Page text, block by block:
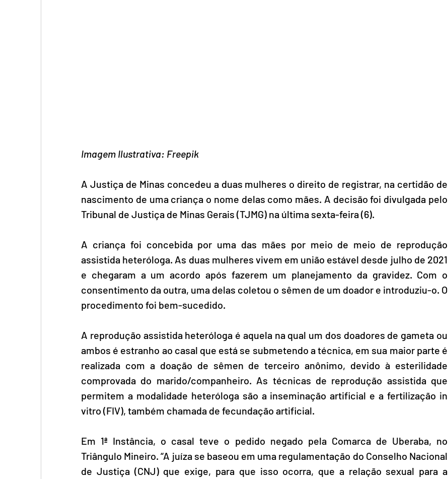
Imagem Ilustrativa: Freepik
A Justiça de Minas concedeu a duas mulheres o direito de registrar, na certidão de
nascimento de uma criança o nome delas como mães. A decisão foi divulgada pelo
Tribunal de Justiça de Minas Gerais (TJMG) na última sexta-feira (6).
A criança foi concebida por uma das mães por meio de meio de reprodução
assistida heteróloga. As duas mulheres vivem em união estável desde julho de 2021
e chegaram a um acordo após fazerem um planejamento da gravidez. Com o
consentimento da outra, uma delas coletou o sêmen de um doador e introduziu-o. O
procedimento foi bem-sucedido.
A reprodução assistida heteróloga é aquela na qual um dos doadores de gameta ou
ambos é estranho ao casal que está se submetendo a técnica, em sua maior parte é
realizada com a doação de sêmen de terceiro anônimo, devido à esterilidade
comprovada do marido/companheiro. As técnicas de reprodução assistida que
permitem a modalidade heteróloga são a inseminação artificial e a fertilização in
vitro (FIV), também chamada de fecundação artificial.
Em 1ª Instância, o casal teve o pedido negado pela Comarca de Uberaba, no
Triângulo Mineiro. “A juíza se baseou em uma regulamentação do Conselho Nacional
de Justiça (CNJ) que exige, para que isso ocorra, que a relação sexual para a